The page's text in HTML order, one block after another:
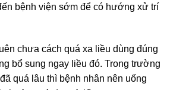
bệnh viện sớm để có hướng xử trí
chưa cách quá xa liều dùng đúng
bổ sung ngay liều đó. Trong trường
quá lâu thì bệnh nhân nên uống